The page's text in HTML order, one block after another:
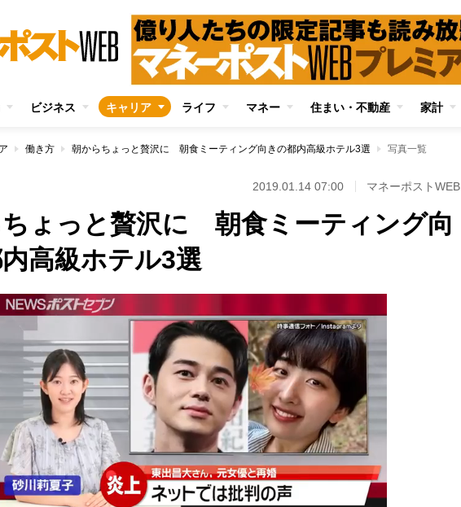
ビジネス キャリア ライフ マネー 住まい・不動産 家計
働き方 朝からちょっと贅沢に 朝食ミーティング向きの都内高級ホテル3選 写真一覧
2019.01.14 07:00 マネーポストWEB
ょっと贅沢に 朝食ミーティング向
高級ホテル3選